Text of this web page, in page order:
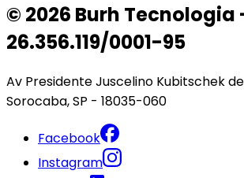
© 2026 Burh Tecnologia
26.356.119/0001-95
Av Presidente Juscelino Kubitschek
Sorocaba, SP - 18035-060
Facebook
Instagram